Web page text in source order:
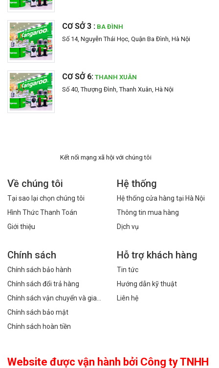
CƠ SỞ 3 : BA ĐÌNH
Số 14, Nguyễn Thái Học, Quận Ba Đình, Hà Nội
CƠ SỞ 6: THANH XUÂN
Số 40, Thượng Đình, Thanh Xuân, Hà Nội
Kết nối mạng xã hội với chúng tôi
Về chúng tôi
Tại sao lại chọn chúng tôi
Hình Thức Thanh Toán
Giới thiệu
Hệ thống
Hệ thống cửa hàng tại Hà Nội
Thông tin mua hàng
Dịch vụ
Chính sách
Chính sách bảo hành
Chính sách đổi trả hàng
Chính sách vận chuyển và giao
hàng
Chính sách bảo mật
Chính sách hoàn tiền
Hỗ trợ khách hàng
Tin tức
Hướng dẫn kỹ thuật
Liên hệ
Website được vận hành bởi Công ty TNHH